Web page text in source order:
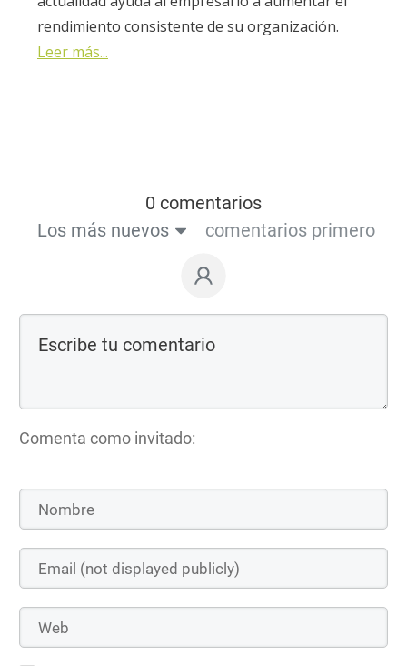
rendimiento consistente de su organización.
Leer más...
0 comentarios
Los más nuevos
comentarios primero
Comenta como invitado: